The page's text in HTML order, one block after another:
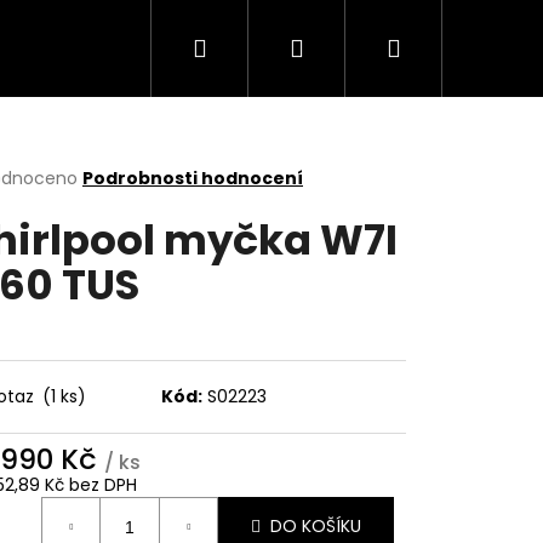
Mikrovlnné trouby
Hledat PřihlášeníNákupní
Podrobnosti hodnocení
myčka W7I
TUS
(1 ks) Kód: S02223
Kč / ks
Kč bez DPH
DO KOŠÍKU